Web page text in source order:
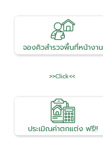
จองคิวสำรวจพื้นที่หน้างาน
>>Click<<
ประเมิณค่าตกแต่ง ฟรี!!